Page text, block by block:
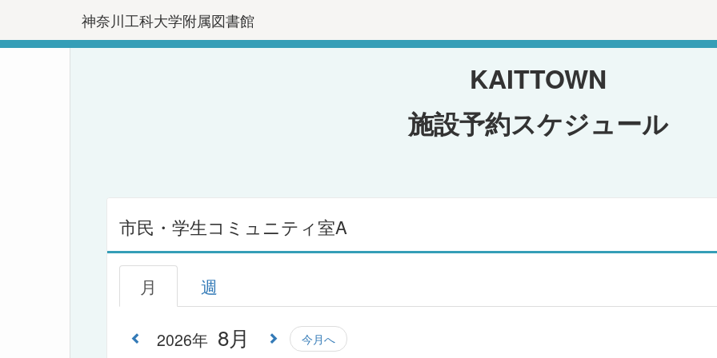
神奈川工科大学附属図書館
KAITTOWN
施設予約スケジュール
市民・学生コミュニティ室A
月 週
2026年 8月 今月へ